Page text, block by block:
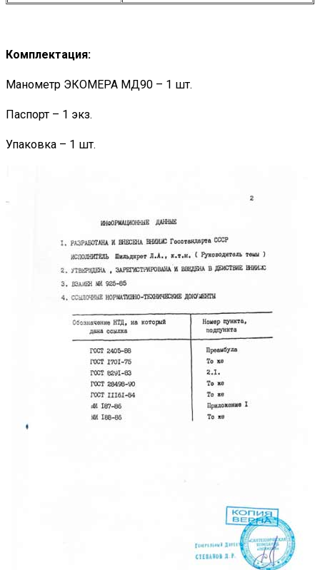
Комплектация:
Манометр ЭКОМЕРА МД90 – 1 шт.
Паспорт – 1 экз.
Упаковка – 1 шт.